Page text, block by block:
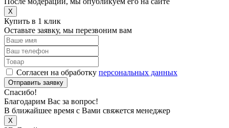
X
Купить в 1 клик
Оставьте заявку, мы перезвоним вам
Согласен на обработку персональных данных
Отправить заявку
Спасибо!
Благодарим Вас за вопрос!
В ближайшее время с Вами свяжется менеджер
X